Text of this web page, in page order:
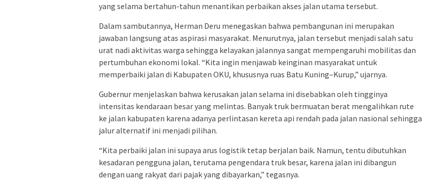
yang selama bertahun-tahun menantikan perbaikan akses jalan utama tersebut.
Dalam sambutannya, Herman Deru menegaskan bahwa pembangunan ini merupakan
jawaban langsung atas aspirasi masyarakat. Menurutnya, jalan tersebut menjadi salah satu
urat nadi aktivitas warga sehingga kelayakan jalannya sangat mempengaruhi mobilitas dan
pertumbuhan ekonomi lokal. “Kita ingin menjawab keinginan masyarakat untuk
memperbaiki jalan di Kabupaten OKU, khususnya ruas Batu Kuning–Kurup,” ujarnya.
Gubernur menjelaskan bahwa kerusakan jalan selama ini disebabkan oleh tingginya
intensitas kendaraan besar yang melintas. Banyak truk bermuatan berat mengalihkan rute
ke jalan kabupaten karena adanya perlintasan kereta api rendah pada jalan nasional sehingga
jalur alternatif ini menjadi pilihan.
“Kita perbaiki jalan ini supaya arus logistik tetap berjalan baik. Namun, tentu dibutuhkan
kesadaran pengguna jalan, terutama pengendara truk besar, karena jalan ini dibangun
dengan uang rakyat dari pajak yang dibayarkan,” tegasnya.